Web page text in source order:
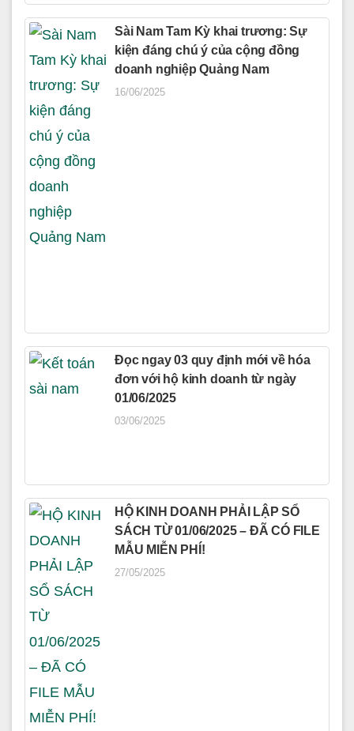
Sài Nam Tam Kỳ khai trương: Sự
kiện đáng chú ý của cộng đồng
doanh nghiệp Quảng Nam
16/06/2025
Đọc ngay 03 quy định mới về hóa
đơn với hộ kinh doanh từ ngày
01/06/2025
03/06/2025
HỘ KINH DOANH PHẢI LẬP SỔ
SÁCH TỪ 01/06/2025 – ĐÃ CÓ FILE
MẪU MIỄN PHÍ!
27/05/2025